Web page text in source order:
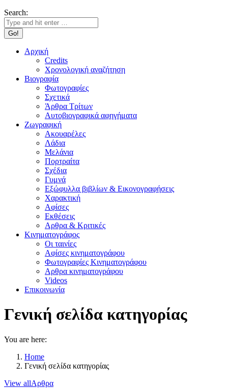
Search:
Αρχική
Credits
Χρονολογική αναζήτηση
Βιογραφία
Φωτογραφίες
Σχετικά
Άρθρα Τρίτων
Αυτοβιογραφικά αφηγήματα
Ζωγραφική
Ακουαρέλες
Λάδια
Μελάνια
Πορτραίτα
Σχέδια
Γυμνά
Εξώφυλλα βιβλίων & Εικονογραφήσεις
Χαρακτική
Αφίσες
Εκθέσεις
Αρθρα & Κριτικές
Κινηματογράφος
Οι ταινίες
Αφίσες κινηματογράφου
Φωτογραφίες Κινηματογράφου
Αρθρα κινηματογράφου
Videos
Επικοινωνία
Γενική σελίδα κατηγορίας
You are here:
Home
Γενική σελίδα κατηγορίας
View allΑρθρα